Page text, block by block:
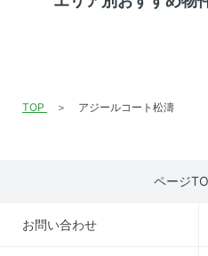
TOP アジールコート松濤
ページ
お問い合わせ